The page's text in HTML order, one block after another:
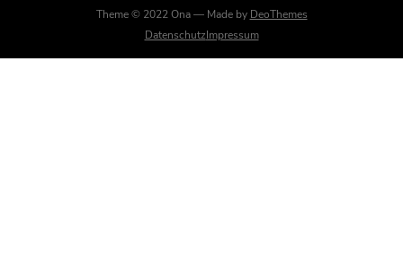
Theme © 2022 Ona — Made by DeoThemes
DatenschutzImpressum